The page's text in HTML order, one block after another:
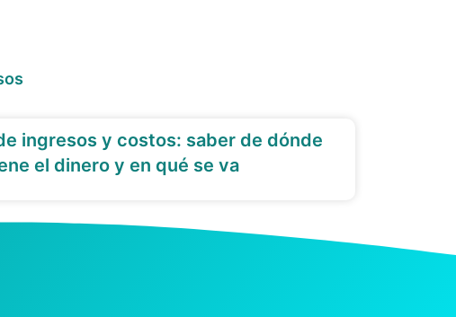
ingresos y costos: saber de dónde
el dinero y en qué se va